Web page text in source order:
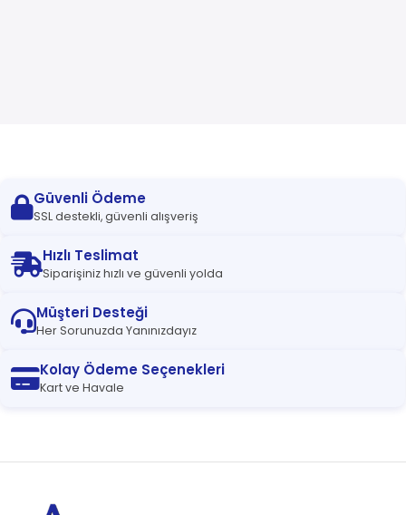
Güvenli Ödeme
SSL destekli, güvenli alışveriş
Hızlı Teslimat
Siparişiniz hızlı ve güvenli yolda
Müşteri Desteği
Her Sorunuzda Yanınızdayız
Kolay Ödeme Seçenekleri
Kart ve Havale